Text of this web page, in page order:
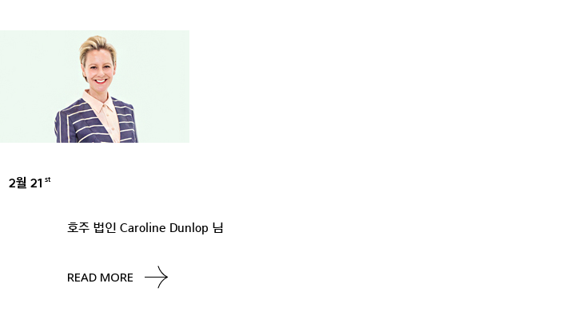
2월 21 st
호주 법인 Caroline Dunlop 님
READ MORE